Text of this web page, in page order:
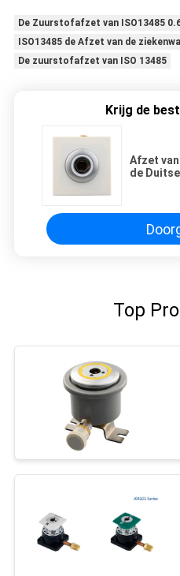
De Zuurstofafzet van ISO13485
ISO13485 de Afzet van de
De zuurstofafzet van ISO 13485
Krijg de
Afzet
de
Top